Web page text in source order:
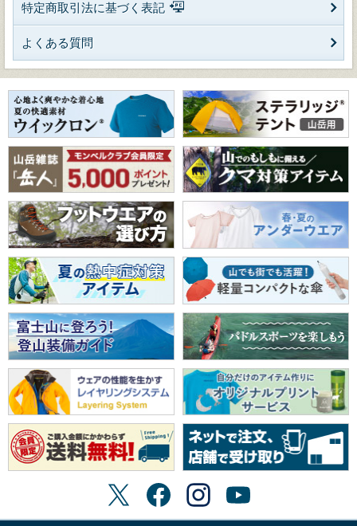
特定商取引法に基づく表記
よくある質問